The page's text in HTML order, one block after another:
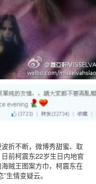
折不断，微博秀甜蜜、取
前柯震东22岁生日内地官
贼王图案方巾，柯震东在
生情变疑云。